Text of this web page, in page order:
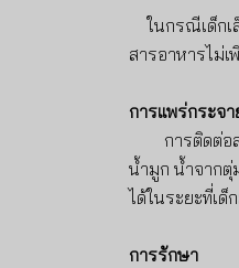
ในกรณีเด็กเ
สารอาหารไม่เ
การแพร่กระจา
การติดต่อ
น้ำมูก น้ำจากตุ่
ได้ในระยะที่เ
การรักษา